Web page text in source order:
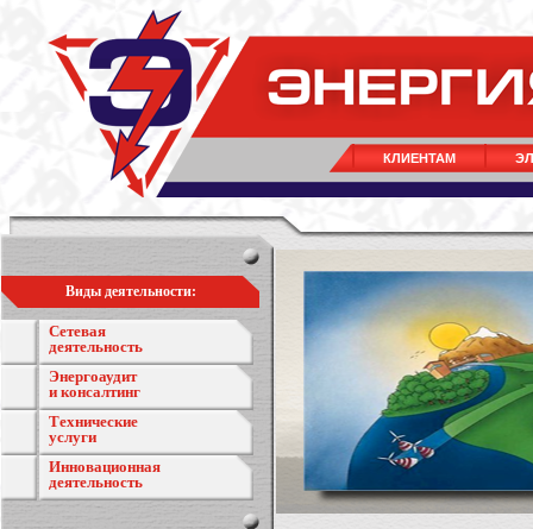
КЛИЕНТАМ
Виды деятельности:
Сетевая
деятельность
Энергоаудит
и консалтинг
Технические
услуги
Инновационная
деятельность